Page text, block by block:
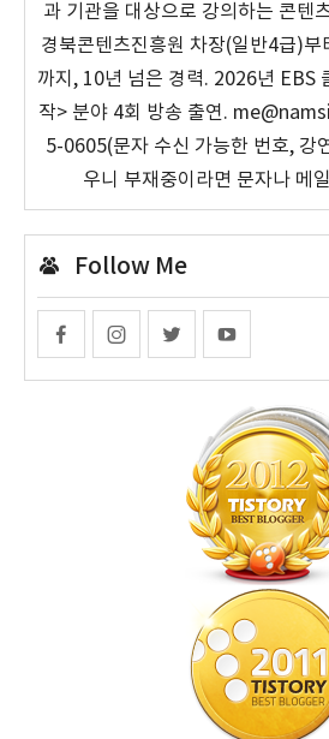
과 기관을 대상으로 강의하는 콘텐
경북콘텐츠진흥원 차장(일반4급)부
까지, 10년 넘은 경력. 2026년 EBS
작> 분야 4회 방송 출연.
5-0605(문자 수신 가능한 번호, 강
우니 부재중이라면 문자나 메
Follow Me